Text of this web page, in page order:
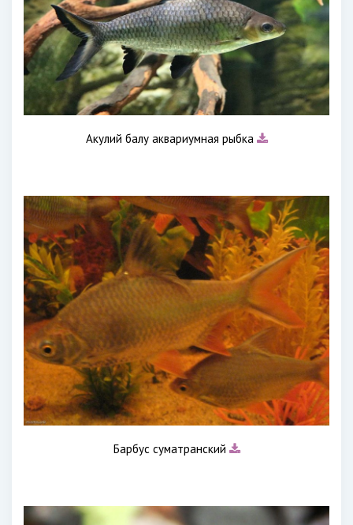
Акулий балу аквариумная рыбка
Барбус суматранский